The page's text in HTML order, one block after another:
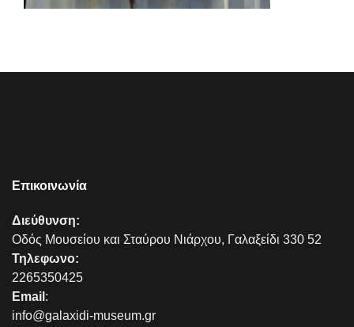
Επικοινωνία
Διεύθυνση:
Οδός Μουσείου και Σταύρου Νιάρχου, Γαλαξείδι 330 52
Τηλεφωνο:
2265350425
Email :
info@galaxidi-museum.gr